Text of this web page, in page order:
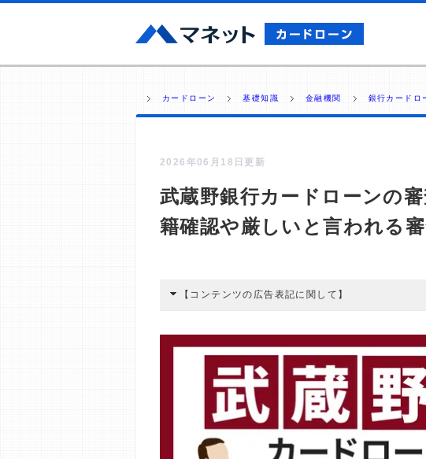
カードローン 基礎知識 金融機関 銀行カードロ
2026年06月18日更新
武蔵野銀行カードローンの
籍確認や厳しいと言われる
【コンテンツの広告表記に関して】
編集部の調査／ユーザーへの口コミ収集などに基づ
>提携企業一覧